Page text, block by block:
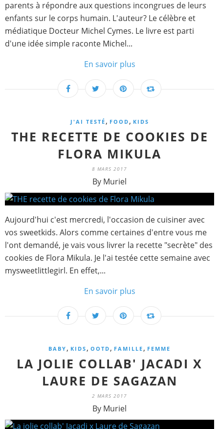
parents à répondre aux questions incongrues de leurs
enfants sur le corps humain. L'auteur? Le célèbre et
médiatique Docteur Michel Cymes. Le livre est parti
d'une idée simple raconte Michel...
En savoir plus
J'AI TESTÉ, FOOD, KIDS
THE RECETTE DE COOKIES DE
FLORA MIKULA
8 MARS 2017
By Muriel
Aujourd'hui c'est mercredi, l'occasion de cuisiner avec
vos sweetkids. Alors comme certaines d'entre vous me
l'ont demandé, je vais vous livrer la recette "secrète" des
cookies de Flora Mikula. Je l'ai testée cette semaine avec
mysweetlittlegirl. En effet,...
En savoir plus
BABY, KIDS, OOTD, FAMILLE, FEMME
LA JOLIE COLLAB' JACADI X
LAURE DE SAGAZAN
2 MARS 2017
By Muriel